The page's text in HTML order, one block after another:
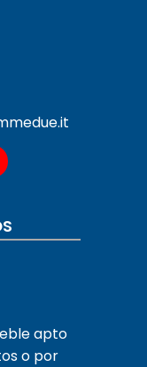
apto
o por